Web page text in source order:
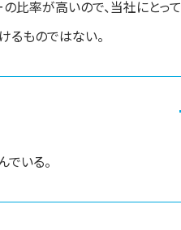
比率が高いので、当社にとって
るものではない。
いる。